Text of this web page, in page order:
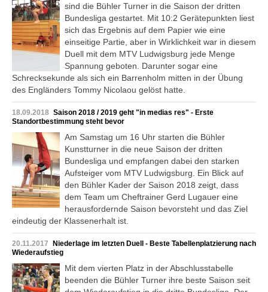
sind die Bühler Turner in die Saison der dritten
Bundesliga gestartet. Mit 10:2 Gerätepunkten liest
sich das Ergebnis auf dem Papier wie eine
einseitige Partie, aber in Wirklichkeit war in diesem
Duell mit dem MTV Ludwigsburg jede Menge
Spannung geboten. Darunter sogar eine
Schrecksekunde als sich ein Barrenholm mitten in der Übung
des Engländers Tommy Nicolaou gelöst hatte.
18.09.2018 Saison 2018 / 2019 geht "in medias res" - Erste
Standortbestimmung steht bevor
Am Samstag um 16 Uhr starten die Bühler
Kunstturner in die neue Saison der dritten
Bundesliga und empfangen dabei den starken
Aufsteiger vom MTV Ludwigsburg. Ein Blick auf
den Bühler Kader der Saison 2018 zeigt, dass
dem Team um Cheftrainer Gerd Lugauer eine
herausfordernde Saison bevorsteht und das Ziel
eindeutig der Klassenerhalt ist.
20.11.2017
Niederlage im letzten Duell - Beste Tabellenplatzierung nach
Wiederaufstieg
Mit dem vierten Platz in der Abschlusstabelle
beenden die Bühler Turner ihre beste Saison seit